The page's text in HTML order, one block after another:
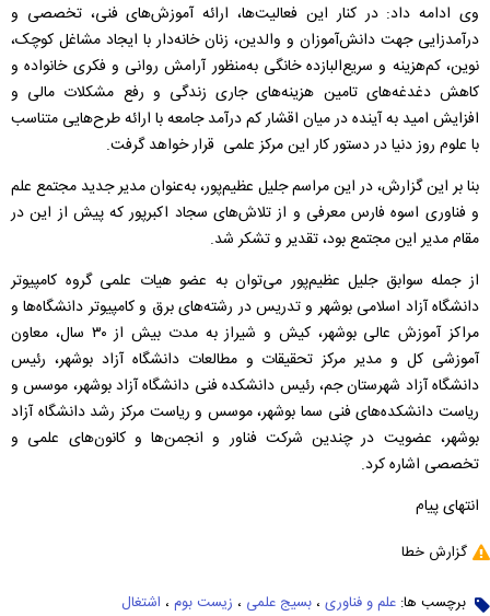
وی ادامه داد: در کنار این فعالیت‌ها، ارائه آموزش‌های فنی، تخصصی و
درآمدزایی جهت دانش‌آموزان و والدین، زنان خانه‌دار با ایجاد مشاغل کوچک،
نوین، کم‌هزینه و سریع‌البازده خانگی به‌منظور آرامش روانی و فکری خانواده و
کاهش دغدغه‌های تامین هزینه‌های جاری زندگی و رفع مشکلات مالی و
افزایش امید به آینده در میان اقشار کم درآمد جامعه با ارائه طرح‌هایی متناسب
با علوم روز دنیا در دستور کار این مرکز علمی قرار خواهد گرفت.
بنا بر این گزارش، در این مراسم جلیل عظیم‌پور، به‌عنوان مدیر جدید مجتمع علم
و فناوری اسوه فارس معرفی و از تلاش‌های سجاد اکبرپور که پیش از این در
مقام مدیر این مجتمع بود، تقدیر و تشکر شد.
از جمله سوابق جلیل عظیم‌پور می‌توان به عضو هیات علمی گروه کامپیوتر
دانشگاه آزاد اسلامی بوشهر و تدریس در رشته‌های برق و کامپیوتر دانشگاه‌ها و
مراکز آموزش عالی بوشهر، کیش و شیراز به مدت بیش از ۳۰ سال، معاون
آموزشی کل و مدیر مرکز تحقیقات و مطالعات دانشگاه آزاد بوشهر، رئیس
دانشگاه آزاد شهرستان جم، رئیس دانشکده فنی دانشگاه آزاد بوشهر، موسس و
ریاست دانشکده‌های فنی سما بوشهر، موسس و ریاست مرکز رشد دانشگاه آزاد
بوشهر، عضویت در چندین شرکت فناور و انجمن‌ها و کانون‌های علمی و
تخصصی اشاره کرد.
انتهای پیام
گزارش خطا
برچسب ها: علم و فناوری ، بسیج علمی ، زیست بوم ، اشتغال